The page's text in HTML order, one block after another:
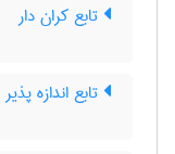
تابع کران دار
تابع اندازه پذیر